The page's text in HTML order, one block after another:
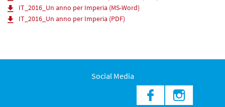
IT_2016_Un anno per Imperia (MS-Word)
IT_2016_Un anno per Imperia (PDF)
Social Media